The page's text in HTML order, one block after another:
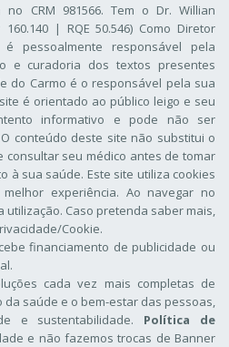
no CRM 981566. Tem o Dr. Willian
160.140 | RQE 50.546) Como Diretor
pessoalmente responsável pela
e curadoria dos textos presentes
do Carmo é o responsável pela sua
é orientado ao público leigo e seu
informativo e pode não ser
conteúdo deste site não substitui o
consultar seu médico antes de tomar
à sua saúde. Este site utiliza cookies
experiência. Ao navegar no
utilização. Caso pretenda saber mais,
Cookie.
financiamento de publicidade ou
cada vez mais completas de
saúde e o bem-estar das pessoas,
e sustentabilidade. Política de
e não fazemos trocas de Banner